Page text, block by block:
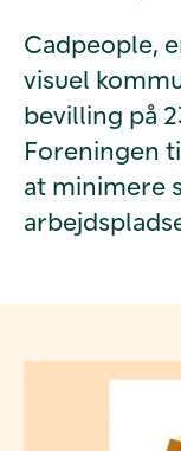
Cadpeople,
visuel
bevilling på
Foreningen
at minimere